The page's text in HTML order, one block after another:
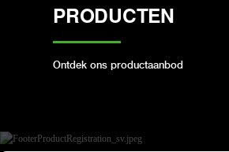
PRODUCTEN
Ontdek ons ​​productaanbod